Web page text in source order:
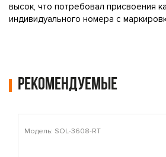
высок, что потребовал присвоения
индивидуального номера с
Рекомендуемые
Модель: SOL-3608-RT